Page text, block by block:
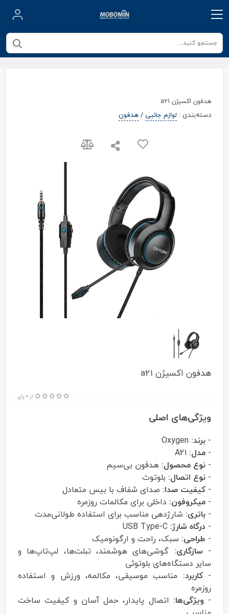
هدفون اکسیژن a21
دسته‌بندی : لوازم جانبی /هدفون
هدفون اکسیژن a21
از 0 رای
ویژگی‌های اصلی
- برند:
- مدل:
- نوع محصول: هدفون بی‌سیم
- نوع اتصال: بلوتوث
- کیفیت صدا: صدای شفاف با بیس متعادل
- میکروفون: داخلی برای مکالمات روزمره
- باتری: شارژدهی مناسب برای استفاده طولانی‌مدت
- درگاه شارژ:
- طراحی: سبک، راحت و ارگونومیک
- سازگاری: گوشی‌های هوشمند، تبلت‌ها، لپ‌تاپ‌ها و
سایر دستگاه‌های بلوتوثی
-کاربرد: مناسب موسیقی، مکالمه، ورزش و استفاده
روزمره
- ویژگی‌ها: اتصال پایدار، حمل آسان و کیفیت ساخت